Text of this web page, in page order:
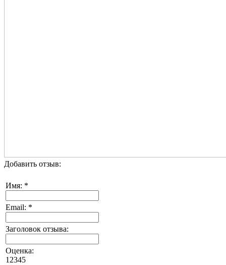
Добавить отзыв:
Имя: *
Email: *
Заголовок отзыва:
Оценка:
1 2345